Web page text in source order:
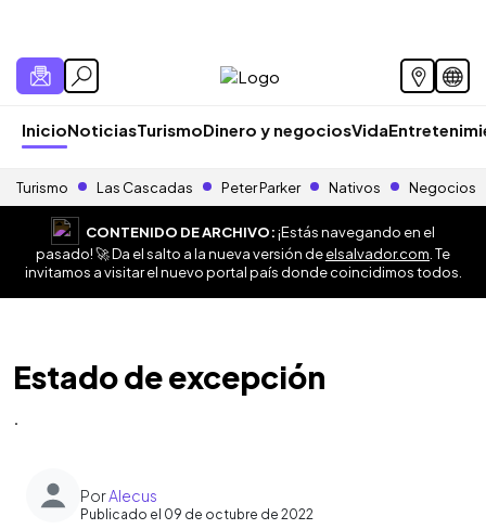
InicioNoticiasTurismoDinero y negociosVida
Turismo Las Cascadas Peter Parker Nativos Negocios
CONTENIDO DE ARCHIVO:¡Estás navegando en el
pasado! 🚀 Da el salto a la nueva versión deelsalvador.com . Te
invitamos a visitar el nuevo portal país donde coincidimos todos.
Estado de excepción
.
PorAlecus
Publicado el 09 de octubre de 2022